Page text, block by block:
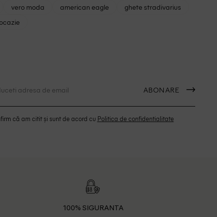
vero moda american eagle
ghete stradivarius
ABONARE
că am citit și sunt de acord cu Politica de confidentialitate
100% SIGURANTA